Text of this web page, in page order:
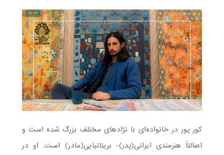
کور پور در خانواده‌ای با نژادهای مختلف بزرگ شده است و
اصالتاً هنرمندی ایرانی(پدر)- بریتانیایی(مادر) است. او در